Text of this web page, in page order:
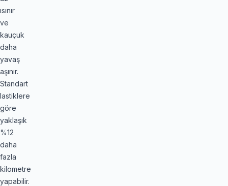
ısınır
ve
kauçuk
daha
yavaş
aşınır.
Standart
lastiklere
göre
yaklaşık
%12
daha
fazla
kilometre
yapabilir.